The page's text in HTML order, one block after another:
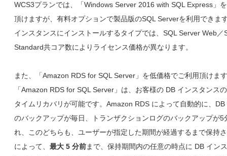
WCS3プランでは、「Windows Server 2016 with SQL Express」
頂けますが、有料オプションで製品版のSQL Serverを利用できま
インスタンスにインストールするタイプでは、SQL Server Web／
Standard共コア数によりライセンス価格が異なります。
また、「Amazon RDS for SQL Server」を低価格でご利用頂けま
「Amazon RDS for SQL Server」は、お客様の DB インスタンス
タイムリカバリが可能です。Amazon RDS によって自動的に、
のバックアップが毎日、トランザクションログのバックアップが5
れ、このどちらも、ユーザーが指定した期間が経過するまで保持
によって、 最大 5 分前まで、保持期間内の任意の時点に DB イン